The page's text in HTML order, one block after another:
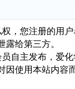
，您注册的用
给第三方。
自主发布，爱
因使用本站内容